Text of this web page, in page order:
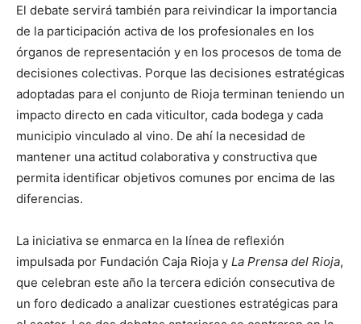
El debate servirá también para reivindicar la importancia
de la participación activa de los profesionales en los
órganos de representación y en los procesos de toma de
decisiones colectivas. Porque las decisiones estratégicas
adoptadas para el conjunto de Rioja terminan teniendo un
impacto directo en cada viticultor, cada bodega y cada
municipio vinculado al vino. De ahí la necesidad de
mantener una actitud colaborativa y constructiva que
permita identificar objetivos comunes por encima de las
diferencias.
La iniciativa se enmarca en la línea de reflexión
impulsada por Fundación Caja Rioja y La Prensa del Rioja,
que celebran este año la tercera edición consecutiva de
un foro dedicado a analizar cuestiones estratégicas para